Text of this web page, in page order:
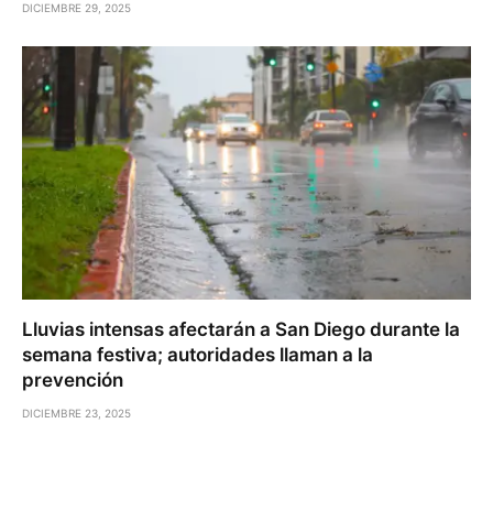
DICIEMBRE 29, 2025
Lluvias intensas afectarán a San Diego durante la
semana festiva; autoridades llaman a la
prevención
DICIEMBRE 23, 2025